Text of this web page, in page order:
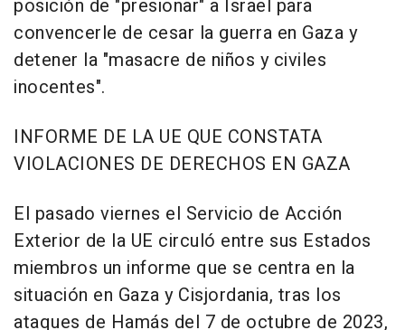
posición de "presionar" a Israel para
convencerle de cesar la guerra en Gaza y
detener la "masacre de niños y civiles
inocentes".
INFORME DE LA UE QUE CONSTATA
VIOLACIONES DE DERECHOS EN GAZA
El pasado viernes el Servicio de Acción
Exterior de la UE circuló entre sus Estados
miembros un informe que se centra en la
situación en Gaza y Cisjordania, tras los
ataques de Hamás del 7 de octubre de 2023,